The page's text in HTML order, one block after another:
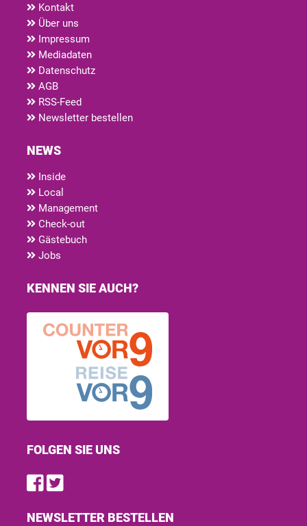
Kontakt
Über uns
Impressum
Mediadaten
Datenschutz
AGB
RSS-Feed
Newsletter bestellen
NEWS
Inside
Local
Management
Check-out
Gästebuch
Jobs
KENNEN SIE AUCH?
FOLGEN SIE UNS
Find us on Facebook
Follow us on Twitter
NEWSLETTER BESTELLEN